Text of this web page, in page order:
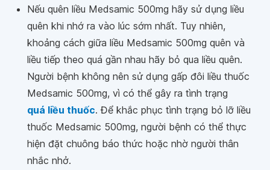
Nếu quên liều Medsamic 500mg hãy sử dụng liều
quên khi nhớ ra vào lúc sớm nhất. Tuy nhiên,
khoảng cách giữa liều Medsamic 500mg quên và
liều tiếp theo quá gần nhau hãy bỏ qua liều quên.
Người bệnh không nên sử dụng gấp đôi liều thuốc
Medsamic 500mg, vì có thể gây ra tình trạng
quá liều thuốc. Để khắc phục tình trạng bỏ lỡ liều
thuốc Medsamic 500mg, người bệnh có thể thực
hiện đặt chuông báo thức hoặc nhờ người thân
nhắc nhở.